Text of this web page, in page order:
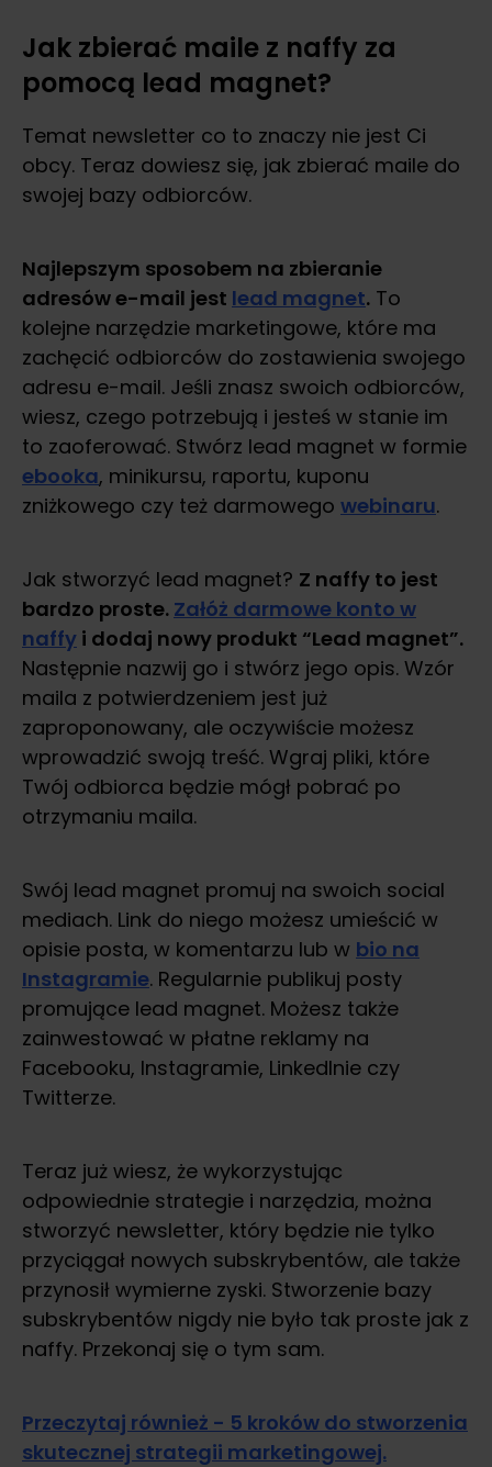
Jak zbierać maile z naffy za
pomocą lead magnet?
Temat newsletter co to znaczy nie jest Ci
obcy. Teraz dowiesz się, jak zbierać maile do
swojej bazy odbiorców.
Najlepszym sposobem na zbieranie
adresów e-mail jest lead magnet. To
kolejne narzędzie marketingowe, które ma
zachęcić odbiorców do zostawienia swojego
adresu e-mail. Jeśli znasz swoich odbiorców,
wiesz, czego potrzebują i jesteś w stanie im
to zaoferować. Stwórz lead magnet w formie
ebooka, minikursu, raportu, kuponu
zniżkowego czy też darmowego webinaru.
Jak stworzyć lead magnet? Z naffy to jest
bardzo proste. Załóż darmowe konto w
naffy i dodaj nowy produkt “Lead magnet”.
Następnie nazwij go i stwórz jego opis. Wzór
maila z potwierdzeniem jest już
zaproponowany, ale oczywiście możesz
wprowadzić swoją treść. Wgraj pliki, które
Twój odbiorca będzie mógł pobrać po
otrzymaniu maila.
Swój lead magnet promuj na swoich social
mediach. Link do niego możesz umieścić w
opisie posta, w komentarzu lub w bio na
Instagramie. Regularnie publikuj posty
promujące lead magnet. Możesz także
zainwestować w płatne reklamy na
Facebooku, Instagramie, LinkedInie czy
Twitterze.
Teraz już wiesz, że wykorzystując
odpowiednie strategie i narzędzia, można
stworzyć newsletter, który będzie nie tylko
przyciągał nowych subskrybentów, ale także
przynosił wymierne zyski. Stworzenie bazy
subskrybentów nigdy nie było tak proste jak z
naffy. Przekonaj się o tym sam.
Przeczytaj również - 5 kroków do stworzenia
skutecznej strategii marketingowej.